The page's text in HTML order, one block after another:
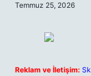
Temmuz 25, 2026
Reklam ve İletişim: